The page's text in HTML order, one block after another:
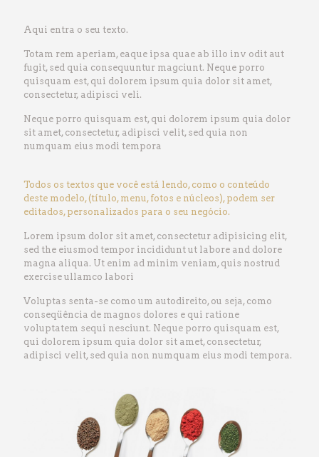
Aqui entra o seu texto.
Totam rem aperiam, eaque ipsa quae ab illo inv odit aut
fugit, sed quia consequuntur magciunt. Neque porro
quisquam est, qui dolorem ipsum quia dolor sit amet,
consectetur, adipisci veli.
Neque porro quisquam est, qui dolorem ipsum quia dolor
sit amet, consectetur, adipisci velit, sed quia non
numquam eius modi tempora
Todos os textos que você está lendo, como o conteúdo
deste modelo, (título, menu, fotos e núcleos), podem ser
editados, personalizados para o seu negócio.
Lorem ipsum dolor sit amet, consectetur adipisicing elit,
sed the eiusmod tempor incididunt ut labore and dolore
magna aliqua. Ut enim ad minim veniam, quis nostrud
exercise ullamco labori
Voluptas senta-se como um autodireito, ou seja, como
conseqüência de magnos dolores e qui ratione
voluptatem sequi nesciunt. Neque porro quisquam est,
qui dolorem ipsum quia dolor sit amet, consectetur,
adipisci velit, sed quia non numquam eius modi tempora.